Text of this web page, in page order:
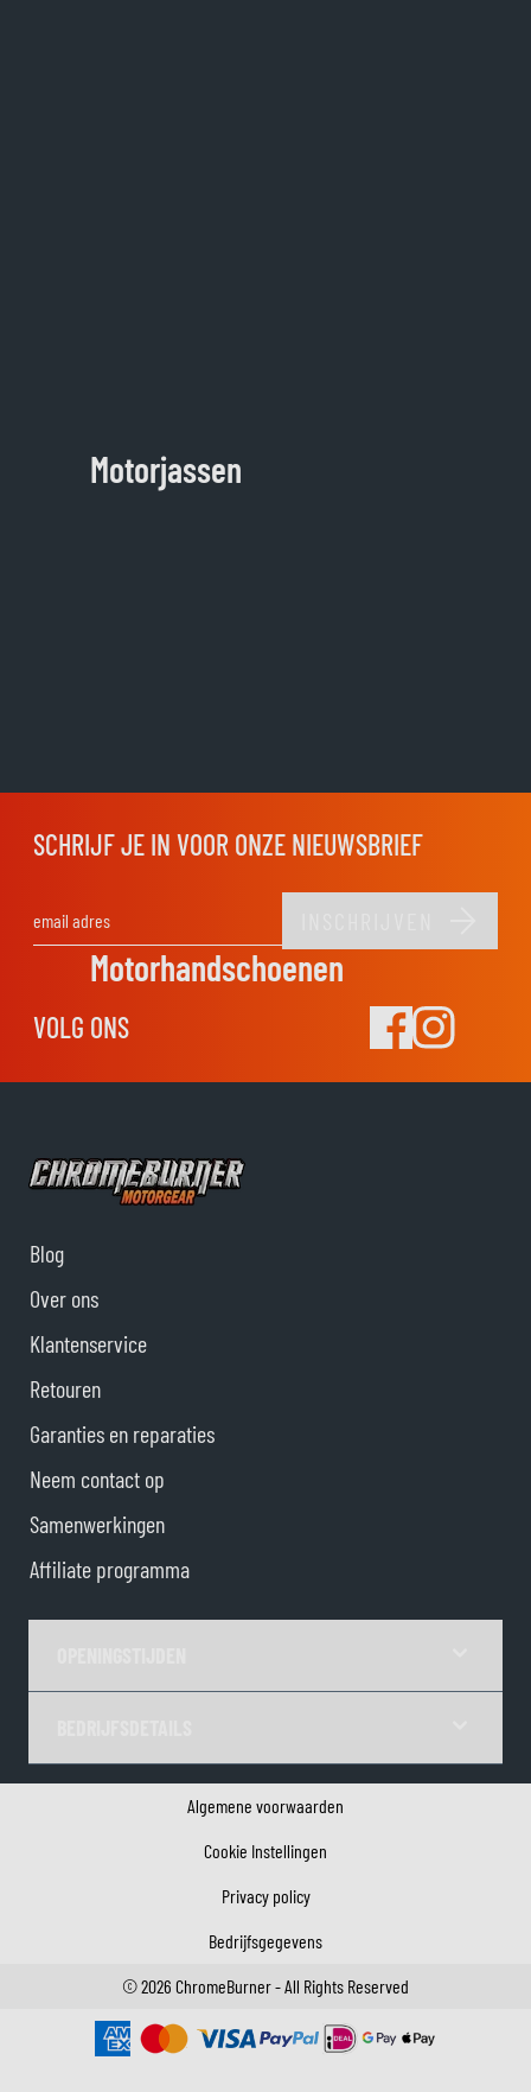
Motorjassen
Motorhandschoenen
SCHRIJF JE IN VOOR ONZE NIEUWSBRIEF
VOLG ONS
Blog
Over ons
Klantenservice
Retouren
Garanties en reparaties
Neem contact op
Samenwerkingen
Affiliate programma
Algemene voorwaarden
Cookie Instellingen
Privacy policy
Bedrijfsgegevens
©2026 ChromeBurner - All Rights Reserved